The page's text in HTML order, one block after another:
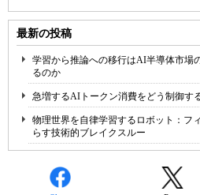
最新の投稿
学習から推論への移行はAI半導体市場
るのか
急増するAIトークン消費をどう制御す
物理世界を自律学習するロボット：フ
らす技術的ブレイクスルー